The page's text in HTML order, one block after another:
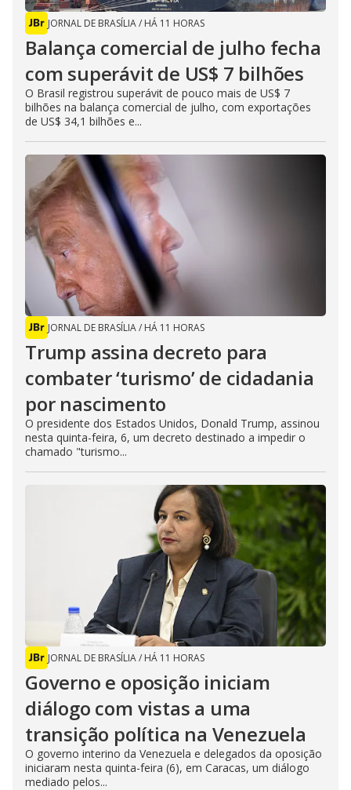
JORNAL DE BRASÍLIA/ HÁ 11 HORAS
Balança comercial de julho fecha
com superávit de US$ 7 bilhões
O Brasil registrou superávit de pouco mais de US$ 7
bilhões na balança comercial de julho, com exportações
de US$ 34,1 bilhões e...
JORNAL DE BRASÍLIA/ HÁ 11 HORAS
Trump assina decreto para
combater ‘turismo’ de cidadania
por nascimento
O presidente dos Estados Unidos, Donald Trump, assinou
nesta quinta-feira, 6, um decreto destinado a impedir o
chamado "turismo...
JORNAL DE BRASÍLIA/ HÁ 11 HORAS
Governo e oposição iniciam
diálogo com vistas a uma
transição política na Venezuela
O governo interino da Venezuela e delegados da oposição
iniciaram nesta quinta-feira (6), em Caracas, um diálogo
mediado pelos...